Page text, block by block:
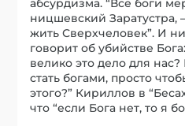
абсурдизма. “Все боги
ницшевский
жить Сверхчеловек”. И
говорит об убийстве
велико это дело для
стать богами, просто
этого?” Кириллов в
что “если Бога нет, то я